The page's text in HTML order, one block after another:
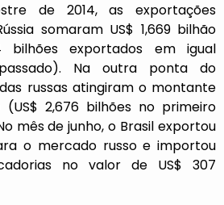
de 2014, as exportações
somaram US$ 1,669 bilhão
bilhões exportados em igual
Na outra ponta do
russas atingiram o montante
(US$ 2,676 bilhões no primeiro
mês de junho, o Brasil exportou
o mercado russo e importou
no valor de US$ 307